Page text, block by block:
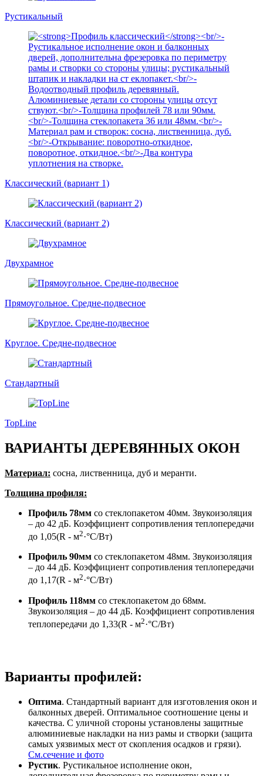
Рустикальный
Классический (вариант 1)
Классический (вариант 2)
Двухрамное
Прямоугольное. Средне-подвесное
Круглое. Средне-подвесное
Стандартный
TopLine
ВАРИАНТЫ ДЕРЕВЯННЫХ ОКОН
Материал: сосна, лиственница, дуб и меранти.
Толщина профиля:
Профиль 78мм со стеклопакетом 40мм. Звукоизоляция
– до 42 дБ. Коэффициент сопротивления теплопередачи
до 1,05(R - м2·°C/Вт)
Профиль 90мм со стеклопакетом 48мм. Звукоизоляция
– до 44 дБ. Коэффициент сопротивления теплопередачи
до 1,17(R - м2·°C/Вт)
Профиль 118мм со стеклопакетом до 68мм.
Звукоизоляция – до 44 дБ. Коэффициент сопротивления
теплопередачи до 1,33(R - м2·°C/Вт)
Варианты профилей:
Оптима. Стандартный вариант для изготовления окон и
балконных дверей. Оптимальное соотношение цены и
качества. С уличной стороны установлены защитные
алюминиевые накладки на низ рамы и створки (защита
самых уязвимых мест от скопления осадков и грязи).
См.сечение и фото
Рустик. Рустикальное исполнение окон,